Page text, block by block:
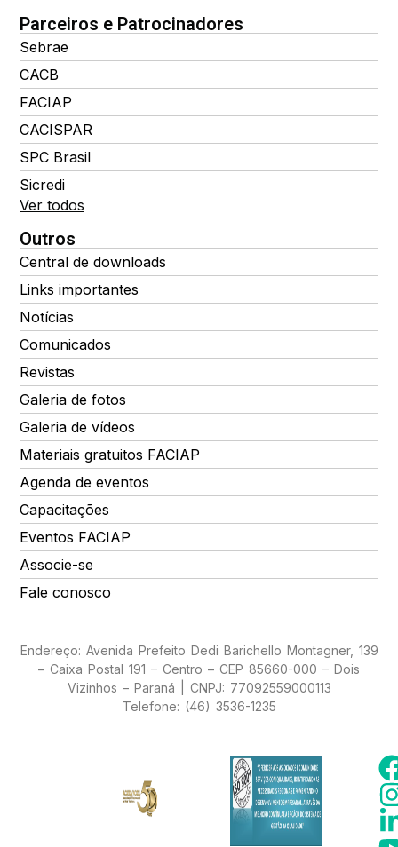
Parceiros e Patrocinadores
Sebrae
CACB
FACIAP
CACISPAR
SPC Brasil
Sicredi
Ver todos
Outros
Central de downloads
Links importantes
Notícias
Comunicados
Revistas
Galeria de fotos
Galeria de vídeos
Materiais gratuitos FACIAP
Agenda de eventos
Capacitações
Eventos FACIAP
Associe-se
Fale conosco
Endereço: Avenida Prefeito Dedi Barichello Montagner, 139
– Caixa Postal 191 – Centro – CEP 85660-000 – Dois
Vizinhos – Paraná | CNPJ: 77092559000113
Telefone: (46) 3536-1235